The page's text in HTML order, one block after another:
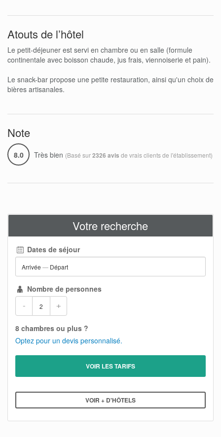
Atouts de l’hôtel
Le petit-déjeuner est servi en chambre ou en salle (formule
continentale avec boisson chaude, jus frais, viennoiserie et pain).
Le snack-bar propose une petite restauration, ainsi qu'un choix de
bières artisanales.
Note
8.0 Très bien (Basé sur2326 avis de vrais clients de l'établissement)
Votre recherche
Dates de séjour
Arrivée — Départ
Nombre de personnes
- +
8 chambres ou plus ?
Optez pour un devis personnalisé.
VOIR LES TARIFS
VOIR + D'HÔTELS